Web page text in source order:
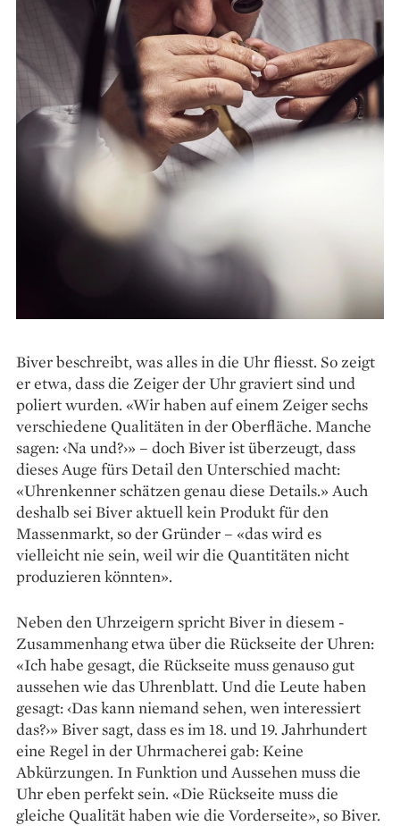
Biver beschreibt, was alles in die Uhr fliesst. So zeigt
er etwa, dass die Zeiger der Uhr graviert sind und
poliert wurden. «Wir haben auf einem Zeiger sechs
verschiedene Qualitäten in der Oberfläche. Manche
sagen: ‹Na und?›» – doch Biver ist überzeugt, dass
dieses Auge fürs Detail den Unterschied macht:
«Uhrenkenner schätzen genau diese Details.» Auch
deshalb sei ­Biver aktuell kein Produkt für den
Massenmarkt, so der Gründer – «das wird es
vielleicht nie sein, weil wir die Quantitäten nicht
produzieren könnten».
Neben den Uhrzeigern spricht Biver in diesem ­
Zusammenhang etwa über die Rückseite der Uhren:
«Ich habe gesagt, die Rückseite muss genauso gut
aussehen wie das Uhrenblatt. Und die Leute haben
gesagt: ‹Das kann niemand sehen, wen interessiert
das?›» Biver sagt, dass es im 18. und 19. Jahrhundert
eine Regel in der Uhrmacherei gab: Keine
Abkürzungen. In Funktion und Aussehen muss die
Uhr eben perfekt sein. «Die Rückseite muss die
gleiche Qualität haben wie die Vorderseite», so Biver.